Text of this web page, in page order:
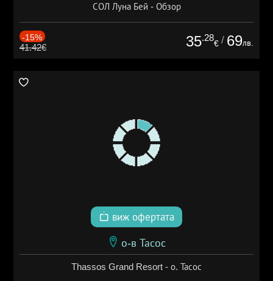
СОЛ Луна Бей - Обзор
-15%
41.42€ 35.28
€ / 69лв.
виж офертата
о-в Тасос
Thassos Grand Resort - о. Тасос